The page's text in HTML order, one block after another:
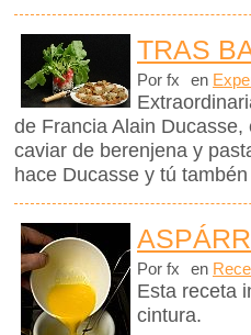
TRAS
Por fx en
de Francia Alain
caviar de berenjena y
hace Ducasse y tú
Por fx en
Esta receta
cintura.